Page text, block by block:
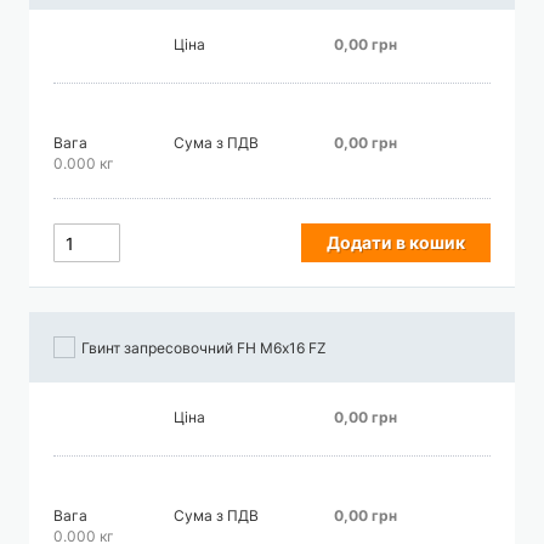
Ціна 0,00 грн
Вага
0.000 кг
Сума з ПДВ 0,00 грн
Додати в кошик
Гвинт запресовочний FH М6х16 FZ
Ціна 0,00 грн
Вага
0.000 кг
Сума з ПДВ 0,00 грн